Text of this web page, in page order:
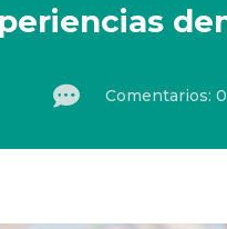
 Comentarios: 0